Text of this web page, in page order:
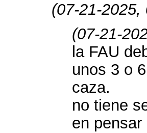
(07-21-2025,
(07-21-
la FAU
unos 3 o
caza.
no tiene
en